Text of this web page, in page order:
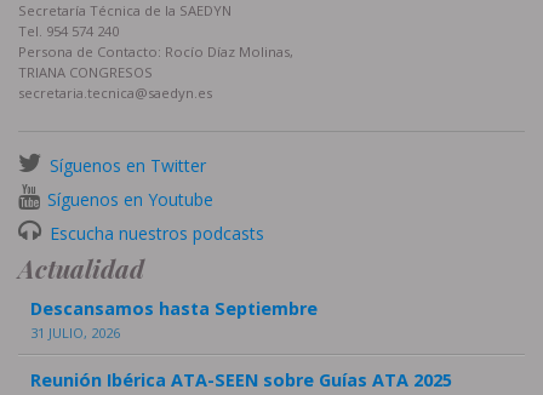
Secretaría Técnica de la SAEDYN
Tel. 954 574 240
Persona de Contacto: Rocío Díaz Molinas,
TRIANA CONGRESOS
secretaria.tecnica@saedyn.es
Síguenos en Twitter
Síguenos en Youtube
Escucha nuestros podcasts
Actualidad
Descansamos hasta Septiembre
31 JULIO, 2026
Reunión Ibérica ATA-SEEN sobre Guías ATA 2025